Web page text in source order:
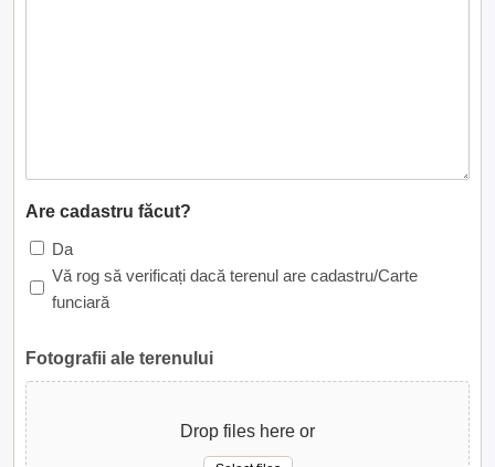
Are cadastru făcut?
Da
Vă rog să verificați dacă terenul are cadastru/Carte
funciară
Fotografii ale terenului
Drop files here or